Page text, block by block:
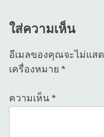
ใส่ความเห็น
อีเมลของคุณจะไม่แส
เครื่องหมาย *
ความเห็น *